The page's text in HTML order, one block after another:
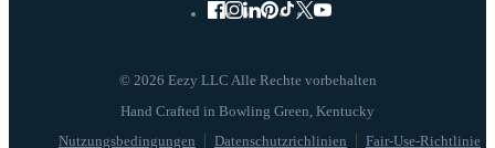
© 2026 Eezy LLC Alle Rechte vorbehalten
Nutzungsbedingungen Datenschutzrichlinien Fair-Use-Richtlinie